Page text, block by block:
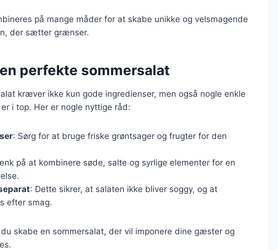
på mange måder for at skabe unikke og velsmagende
der sætter grænser.
perfekte sommersalat
kræver ikke kun gode ingredienser, men også nogle enkle
i top. Her er nogle nyttige råd:
: Sørg for at bruge friske grøntsager og frugter for den
på at kombinere søde, salte og syrlige elementer for en
: Dette sikrer, at salaten ikke bliver soggy, og at
efter smag.
skabe en sommersalat, der vil imponere dine gæster og